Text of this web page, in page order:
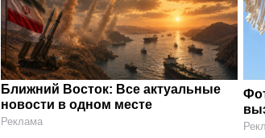
Ближний Восток: Все актуальные
новости в одном месте
Реклама